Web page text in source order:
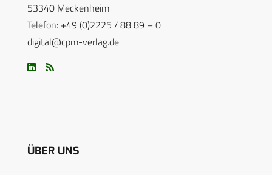
53340 Meckenheim
Telefon: +49 (0)2225 / 88 89 – 0
digital@cpm-verlag.de
ÜBER UNS